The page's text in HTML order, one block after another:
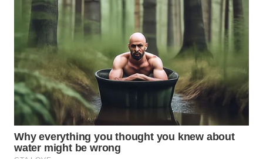
INDRAMAYU
KUNINGAN
WN
MAJALENGKA
SUBANG